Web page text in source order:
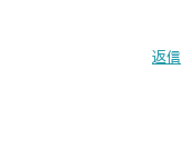
返信